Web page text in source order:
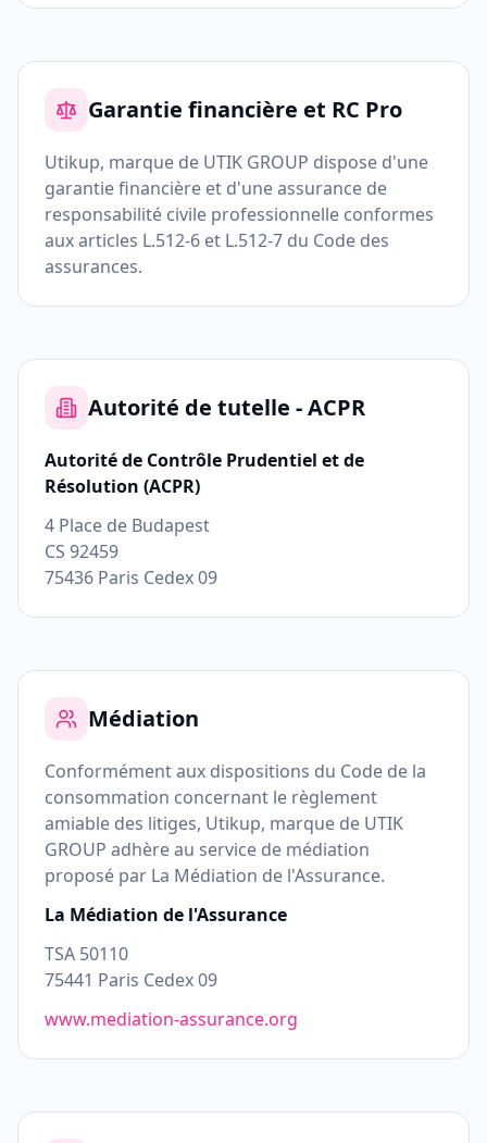
Garantie financière et RC Pro
Utikup, marque de UTIK GROUP dispose d'une
garantie financière et d'une assurance de
responsabilité civile professionnelle conformes
aux articles L.512-6 et L.512-7 du Code des
assurances.
Autorité de tutelle - ACPR
Autorité de Contrôle Prudentiel et de
Résolution (ACPR)
4 Place de Budapest
CS 92459
75436 Paris Cedex 09
Médiation
Conformément aux dispositions du Code de la
consommation concernant le règlement
amiable des litiges, Utikup, marque de UTIK
GROUP adhère au service de médiation
proposé par La Médiation de l'Assurance.
La Médiation de l'Assurance
TSA 50110
75441 Paris Cedex 09
www.mediation-assurance.org